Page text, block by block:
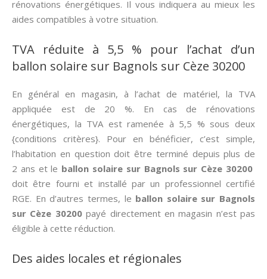
rénovations énergétiques. Il vous indiquera au mieux les
aides compatibles à votre situation.
TVA réduite à 5,5 % pour l’achat d’un
ballon solaire sur Bagnols sur Cèze 30200
En général en magasin, à l’achat de matériel, la TVA
appliquée est de 20 %. En cas de rénovations
énergétiques, la TVA est ramenée à 5,5 % sous deux
{conditions critères}. Pour en bénéficier, c’est simple,
l’habitation en question doit être terminé depuis plus de
2 ans et le ballon solaire sur Bagnols sur Cèze 30200
doit être fourni et installé par un professionnel certifié
RGE. En d’autres termes, le ballon solaire sur Bagnols
sur Cèze 30200payé directement en magasin n’est pas
éligible à cette réduction.
Des aides locales et régionales